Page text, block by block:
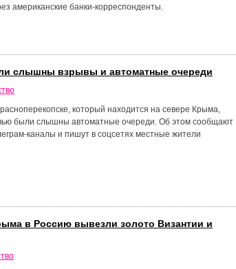
американские банки-корреспонденты.
слышны взрывы и автоматные очереди
который находится на севере Крыма,
были слышны автоматные очереди. Об этом сообщают
каналы и пишут в соцсетях местные жители
в Россию вывезли золото Византии и